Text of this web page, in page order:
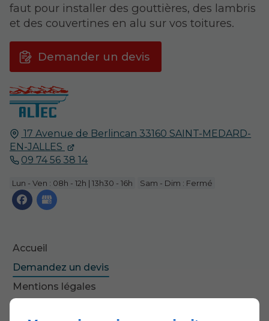
17 Avenue de Berlincan 33160 SAINT-MEDARD-
EN-JALLES
09 74 56 38 14
Lun - Ven : 08h - 12h | 13h30 - 16h Sam - Dim : Fermé
Accueil
Demandez un devis
Mentions légales
faut pour installer des gouttières, des lambris
et des couvertines en alu sur vos toitures.
Demander un devis